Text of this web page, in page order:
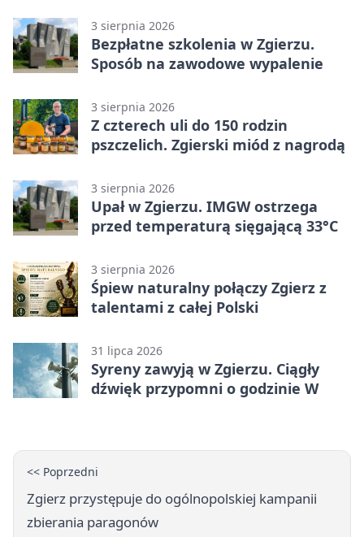
3 sierpnia 2026
Bezpłatne szkolenia w Zgierzu.
Sposób na zawodowe wypalenie
3 sierpnia 2026
Z czterech uli do 150 rodzin
pszczelich. Zgierski miód z nagrodą
3 sierpnia 2026
Upał w Zgierzu. IMGW ostrzega
przed temperaturą sięgającą 33°C
3 sierpnia 2026
Śpiew naturalny połączy Zgierz z
talentami z całej Polski
31 lipca 2026
Syreny zawyją w Zgierzu. Ciągły
dźwięk przypomni o godzinie W
<< Poprzedni
Zgierz przystępuje do ogólnopolskiej kampanii
zbierania paragonów